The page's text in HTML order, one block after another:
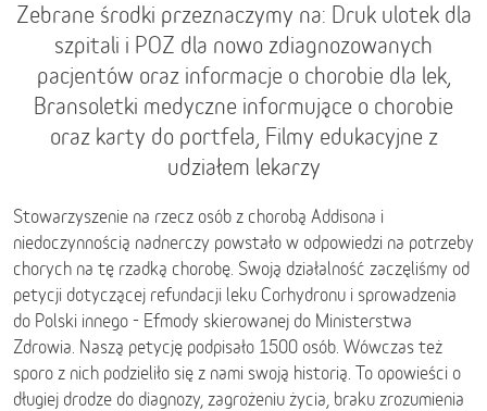
Zebrane środki przeznaczymy na: Druk ulotek dla
szpitali i POZ dla nowo zdiagnozowanych
pacjentów oraz informacje o chorobie dla lek,
Bransoletki medyczne informujące o chorobie
oraz karty do portfela, Filmy edukacyjne z
udziałem lekarzy
Stowarzyszenie na rzecz osób z chorobą Addisona i
niedoczynnością nadnerczy powstało w odpowiedzi na potrzeby
chorych na tę rzadką chorobę. Swoją działalność zaczęliśmy od
petycji dotyczącej refundacji leku Corhydronu i sprowadzenia
do Polski innego - Efmody skierowanej do Ministerstwa
Zdrowia. Naszą petycję podpisało 1500 osób. Wówczas też
sporo z nich podzieliło się z nami swoją historią. To opowieści o
długiej drodze do diagnozy, zagrożeniu życia, braku zrozumienia